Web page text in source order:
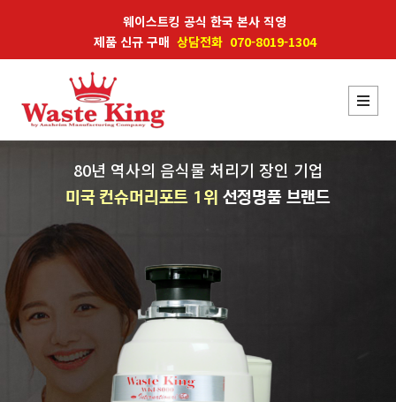
웨이스트킹 공식 한국 본사 직영
제품 신규 구매 상담전화 070-8019-1304
80년 역사의 음식물 처리기 장인 기업
미국 컨슈머리포트 1위 선정명품 브랜드